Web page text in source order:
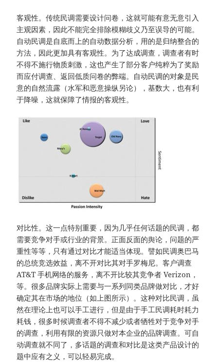
客观性。传统民调需要设计问卷，这就可能有意无意引入
主观因素，因此不能完全排除模糊歧义乃至误导的可能。
自动民调是自底而上的自动数据分析，用的是归纳整合的
方法，因此更加具有客观性。为了达成调查，调查者有时
不得不施行物质刺激，这也产生了部分客户纯粹为了奖励
而应付调查、返回低质问卷的弊端。自动民调的对象是民
意的自然流露（水军和恶意操纵另论），基数大，也有利
于降噪，这就保障了情报的客观性。
对比性。这一点特别重要，因为几乎任何话题的民调，都
需要竞争对手或行业的背景。正面反面的舆论，问题的严
重性等等，只有通过对比才能适当体现。譬如民调奥巴马
的总统竞选效益，离不开对比其对手罗梅尼。客户调查
AT&T 手机网络的服务，离不开比较其竞争者 Verizon，
等。很多品牌实际上需要与一系列同类品牌做对比，才好
确定其在市场的地位（如上图所示）。这种对比民调，虽
然在理论上也可以手工进行，但是由于手工民调耗时耗力
耗钱，很多时候调查者不得不减少或者牺牲对于竞争对手
的调查，利用有限的资源只做对本企业的品牌调查。可自
动调查就不同了，多话题的调查和对比是这类产品设计的
题中应有之义，可以轻易完成。